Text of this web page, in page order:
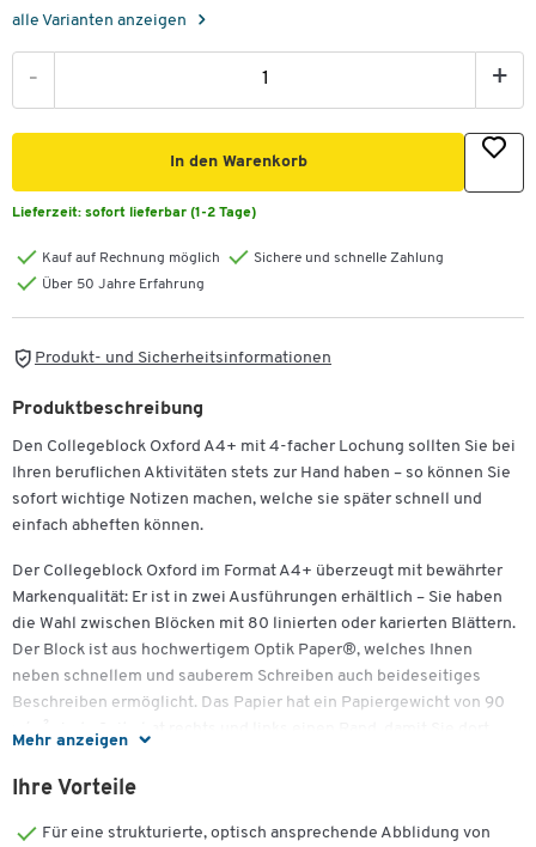
alle Varianten anzeigen
- +
In den Warenkorb
Lieferzeit: sofort lieferbar (1-2 Tage)
Kauf auf Rechnung möglich
Sichere und schnelle Zahlung
Über 50 Jahre Erfahrung
Produkt- und Sicherheitsinformationen
Mehr anzeigen
Produktbeschreibung
Den Collegeblock Oxford A4+ mit 4-facher Lochung sollten Sie bei
Ihren beruflichen Aktivitäten stets zur Hand haben – so können Sie
sofort wichtige Notizen machen, welche sie später schnell und
einfach abheften können.
Der Collegeblock Oxford im Format A4+ überzeugt mit bewährter
Markenqualität: Er ist in zwei Ausführungen erhältlich – Sie haben
die Wahl zwischen Blöcken mit 80 linierten oder karierten Blättern.
Der Block ist aus hochwertigem Optik Paper®, welches Ihnen
neben schnellem und sauberem Schreiben auch beideseitiges
Beschreiben ermöglicht. Das Papier hat ein Papiergewicht von 90
g/m². Jede Seite hat rechts und links einen Rand, damit Sie dort
der Seiten, bei Bedarf auch um 360°. Der Deckel des Blocks besteht
Ihre Vorteile
Für eine strukturierte, optisch ansprechende Abblidung von